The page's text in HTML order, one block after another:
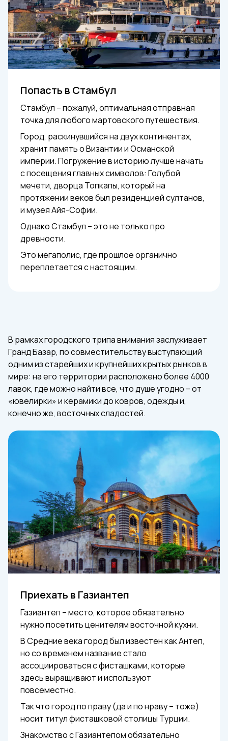
Попасть в Стамбул
Стамбул – пожалуй, оптимальная отправная
точка для любого мартовского путешествия.
Город, раскинувшийся на двух континентах,
хранит память о Византии и Османской
империи. Погружение в историю лучше начать
с посещения главных символов: Голубой
мечети, дворца Топкапы, который на
протяжении веков был резиденцией султанов,
и музея Айя-Софии.
Однако Стамбул – это не только про
древности.
Это мегаполис, где прошлое органично
переплетается с настоящим.
В рамках городского трипа внимания заслуживает
Гранд Базар, по совместительству выступающий
одним из старейших и крупнейших крытых рынков в
мире: на его территории расположено более 4000
лавок, где можно найти все, что душе угодно – от
«ювелирки» и керамики до ковров, одежды и,
конечно же, восточных сладостей.
Приехать в Газиантеп
Газиантеп – место, которое обязательно
нужно посетить ценителям восточной кухни.
В Средние века город был известен как Антеп,
но со временем название стало
ассоциироваться с фисташками, которые
здесь выращивают и используют
повсеместно.
Так что город по праву (да и по нраву – тоже)
носит титул фисташковой столицы Турции.
Знакомство с Газиантепом обязательно